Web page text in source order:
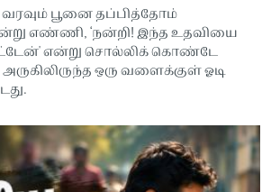
பூனை தப்பித்தோம்
எண்ணி, ‘நன்றி! இந்த உதவியை
என்று சொல்லிக் கொண்டே
அருகிலிருந்த ஒரு வளைக்குள் ஓடி